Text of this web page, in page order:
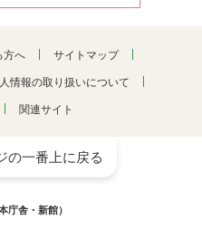
方へ サイトマップ
情報の取り扱いについて
関連サイト
の一番上に戻る
本庁舎・新館）